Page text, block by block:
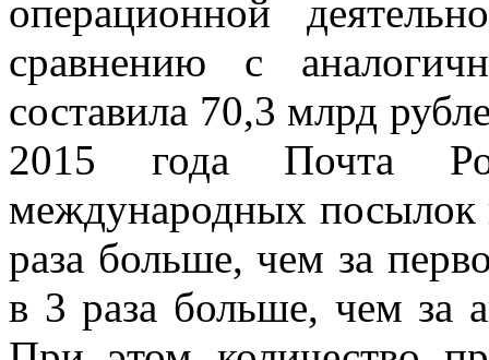
операционной
сравнению с
составила 70,3 млрд
2015 года Почта
международных посылок
раза больше, чем за
в 3 раза больше, чем за